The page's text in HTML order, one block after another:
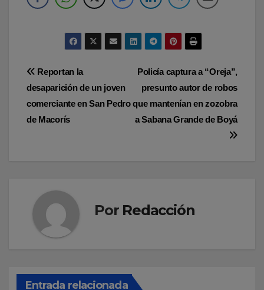
Navegación
de
entradas
Policía captura a “Oreja”,
presunto autor de robos
que mantenían en zozobra
a Sabana Grande de Boyá
Reportan la
desaparición de un joven
comerciante en San Pedro
de Macorís
Por Redacción
Entrada relacionada